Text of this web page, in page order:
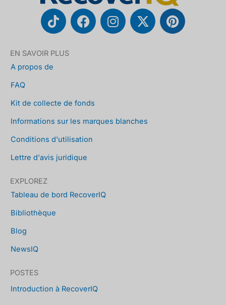
T
i
t
o
F
a
k
I
n
m
X
-
P
i
EN SAVOIR PLUS
A propos de
FAQ
Kit de collecte de fonds
Informations sur les marques blanches
Conditions d'utilisation
Lettre d'avis juridique
EXPLOREZ
Tableau de bord RecoverIQ
Bibliothèque
Blog
NewsIQ
POSTES
Introduction à RecoverIQ